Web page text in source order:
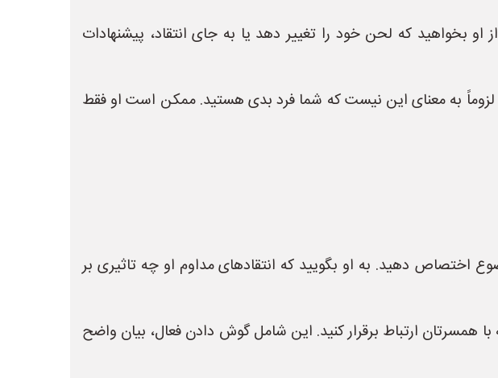
او بخواهید که لحن خود را تغییر دهد یا به جای انتقاد، پیشنهادات
لزوماً به معنای این نیست که شما فرد بدی هستید. ممکن است او فقط
اختصاص دهید. به او بگویید که انتقادهای مداوم او چه تاثیری بر
با همسرتان ارتباط برقرار کنید. این شامل گوش دادن فعال، بیان واضح